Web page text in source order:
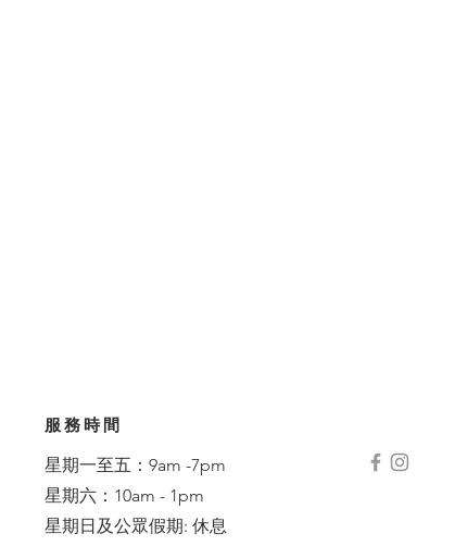
服務時間
星期一至五：9am -7pm
星期六：10am - 1pm
星期日及公眾假期: 休息